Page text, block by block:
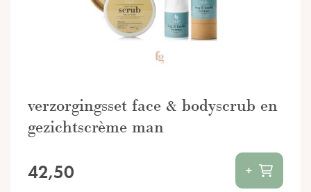
verzorgingsset face & bodyscrub en
gezichtscrème man
42,50 +